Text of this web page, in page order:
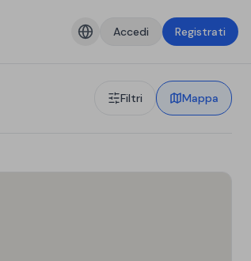
Accedi Registrati
Filtri Mappa